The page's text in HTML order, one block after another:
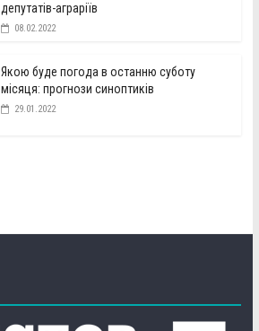
депутатів-аграріїв
08.02.2022
Якою буде погода в останню суботу
місяця: прогнози синоптиків
29.01.2022